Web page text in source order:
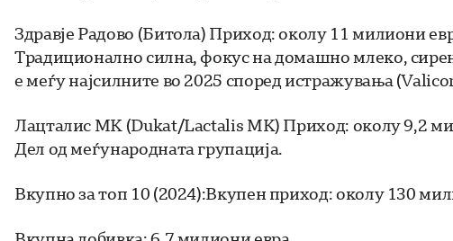
Здравје Радово (Битола) Приход: околу 11 милиони
Традиционално силна, фокус на домашно млеко,
е меѓу најсилните во 2025 според истражувања
Лацталис МК (Dukat/Lactalis MK) Приход: околу 9,2
Дел од меѓународната групација.
Вкупно за топ 10 (2024):Вкупен приход: околу 130